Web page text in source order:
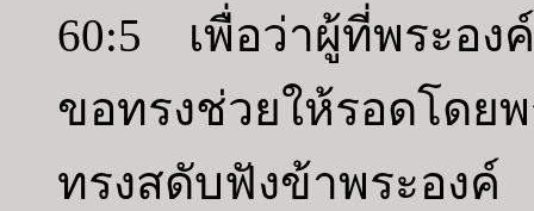
60:5 เพื่อว่าผู้ที่พระอง
ขอทรงช่วยให้รอดโดย
ทรงสดับฟังข้าพระองค์